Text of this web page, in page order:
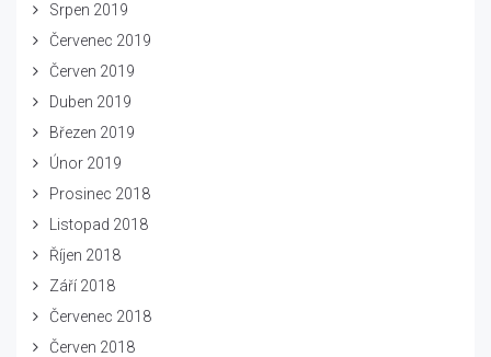
Srpen 2019
Červenec 2019
Červen 2019
Duben 2019
Březen 2019
Únor 2019
Prosinec 2018
Listopad 2018
Říjen 2018
Září 2018
Červenec 2018
Červen 2018